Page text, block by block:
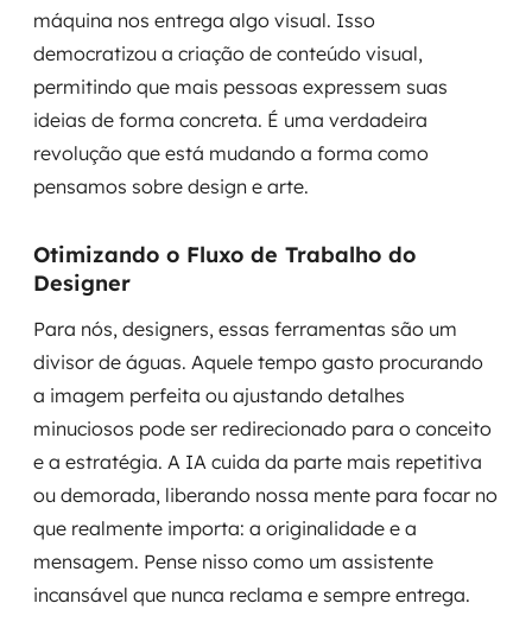
máquina nos entrega algo visual. Isso
democratizou a criação de conteúdo visual,
permitindo que mais pessoas expressem suas
ideias de forma concreta. É uma verdadeira
revolução que está mudando a forma como
pensamos sobre design e arte.
Otimizando o Fluxo de Trabalho do
Designer
Para nós, designers, essas ferramentas são um
divisor de águas. Aquele tempo gasto procurando
a imagem perfeita ou ajustando detalhes
minuciosos pode ser redirecionado para o conceito
e a estratégia. A IA cuida da parte mais repetitiva
ou demorada, liberando nossa mente para focar no
que realmente importa: a originalidade e a
mensagem. Pense nisso como um assistente
incansável que nunca reclama e sempre entrega.